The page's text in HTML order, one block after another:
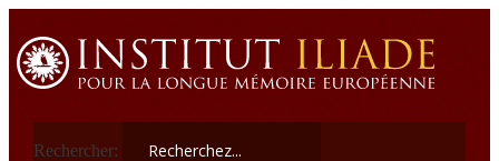
Rechercher: